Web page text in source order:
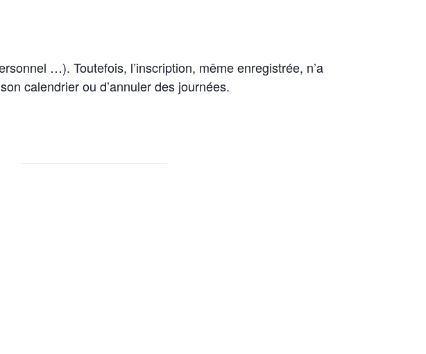
…). Toutefois, l’inscription, même enregistrée, n’a
calendrier ou d’annuler des journées.